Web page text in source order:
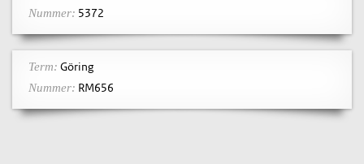
Nummer: 5372
Term: Göring
Nummer: RM656